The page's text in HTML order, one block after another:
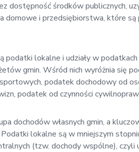
dostępność środków publicznych,
domowe i przedsiębiorstwa, które
podatki lokalne i udziały w
gmin. Wśród nich wyróżnia się
podatek dochodowy od
podatek od czynności
dochodów własnych gmin, a
lokalne są w mniejszym
(tzw. dochody wspólne), czyli